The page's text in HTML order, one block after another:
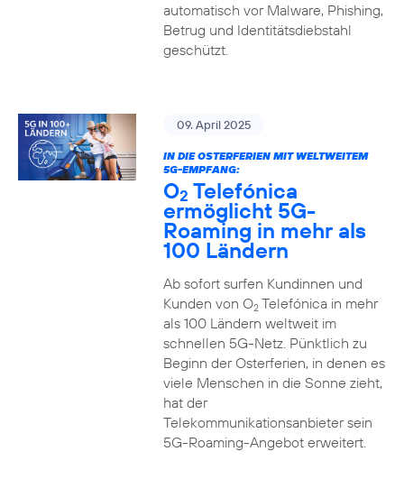
automatisch vor Malware, Phishing,
Betrug und Identitätsdiebstahl
geschützt.
09. April 2025
IN DIE OSTERFERIEN MIT WELTWEITEM
5G-EMPFANG:
O2 Telefónica
ermöglicht 5G-
Roaming in mehr als
100 Ländern
Ab sofort surfen Kundinnen und
Kunden von O2Telefónica in mehr
als 100 Ländern weltweit im
schnellen 5G-Netz. Pünktlich zu
Beginn der Osterferien, in denen es
viele Menschen in die Sonne zieht,
hat der
Telekommunikationsanbieter sein
5G-Roaming-Angebot erweitert.